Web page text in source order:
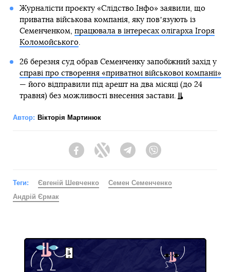
Журналісти проєкту «Слідство.Інфо» заявили, що
приватна військова компанія, яку повʼязують із
Семенченком, працювала в інтересах олігарха Ігоря
Коломойського.
26 березня суд обрав Семенченку запобіжний захід у
справі про створення «приватної військової компанії»
— його відправили під арешт на два місяці (до 24
травня) без можливості внесення застави.
Автор: Вікторія Мартинюк
FacebookTwitter Telegram
Теги: Євгеній Шевченко
Семен Семенченко
Андрій Єрмак